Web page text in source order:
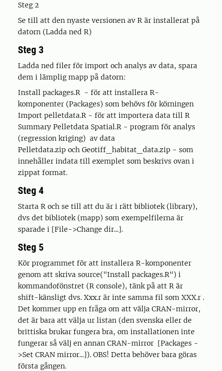
Steg 2
Se till att den nyaste versionen av R är installerat på
datorn (Ladda ned R)
Steg 3
Ladda ned filer för import och analys av data, spara
dem i lämplig mapp på datorn:
Install packages.R - för att installera R-
komponenter (Packages) som behövs för körningen
Import pelletdata.R - för att importera data till R
Summary Pelletdata Spatial.R - program för analys
(regression kriging) av data
Pelletdata.zip och Geotiff_habitat_data.zip - som
innehåller indata till exemplet som beskrivs ovan i
zippat format.
Steg 4
Starta R och se till att du är i rätt bibliotek (library),
dvs det bibliotek (mapp) som exempelfilerna är
sparade i [File->Change dir...].
Steg 5
Kör programmet för att installera R-komponenter
genom att skriva source("Install packages.R") i
kommandofönstret (R console), tänk på att R är
shift-känsligt dvs. Xxx.r är inte samma fil som XXX.r .
Det kommer upp en fråga om att välja CRAN-mirror,
det är bara att välja ur listan (den svenska eller de
brittiska brukar fungera bra, om installationen inte
fungerar så välj en annan CRAN-mirror [Packages -
>Set CRAN mirror...]). OBS! Detta behöver bara göras
första gången.